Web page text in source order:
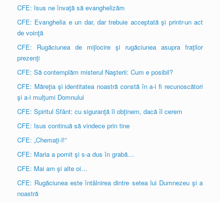
CFE: Isus ne învaţă să evanghelizăm
CFE: Evanghelia e un dar, dar trebuie acceptată şi printr-un act
de voinţă
CFE: Rugăciunea de mijlocire şi rugăciunea asupra fraţilor
prezenţi
CFE: Să contemplăm misterul Naşterii: Cum e posibil?
CFE: Măreţia şi identitatea noastră constă în a-i fi recunoscători
şi a-i mulţumi Domnului
CFE: Spiritul Sfânt: cu siguranţă îl obţinem, dacă îl cerem
CFE: Isus continuă să vindece prin tine
CFE: „Chemaţi-l!”
CFE: Maria a pornit şi s-a dus în grabă…
CFE: Mai am şi alte oi…
CFE: Rugăciunea este întâlnirea dintre setea lui Dumnezeu şi a
noastră